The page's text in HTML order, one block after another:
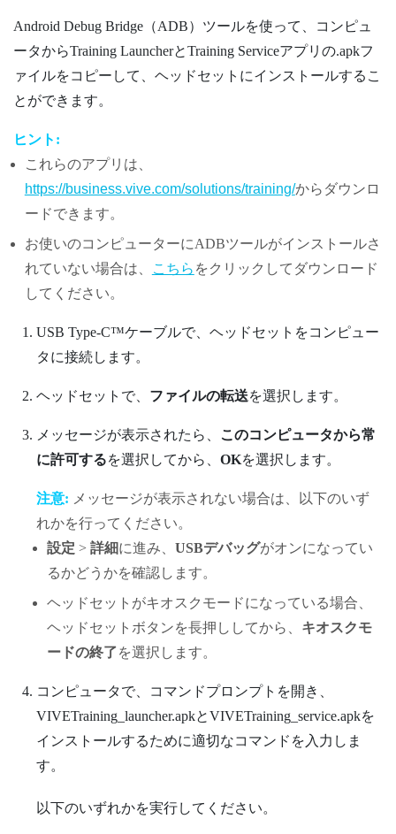
Android Debug Bridge （ADB）ツールを使って、コンピュ
ータからTraining LauncherとTraining Serviceアプリの.apkフ
ァイルをコピーして、ヘッドセットにインストールするこ
とができます。
ヒント:
これらのアプリは、
https://business.vive.com/solutions/training/からダウンロ
ードできます。
お使いのコンピューターにADBツールがインストールさ
れていない場合は、
こちら をクリックしてダウンロード
してください。
USB Type-C™ケーブルで、ヘッドセットをコンピュー
タに接続します。
ヘッドセットで、 ファイルの転送を選択します。
メッセージが表示されたら、
このコンピュータから常
に許可するを選択してから、 OKを選択します。
注意: メッセージが表示されない場合は、以下のいず
れかを行ってください。
設定 >詳細に進み、USBデバッグがオンになってい
るかどうかを確認します。
ヘッドセットがキオスクモードになっている場合、
ヘッドセットボタンを長押ししてから、 キオスクモ
ードの終了を選択します。
コンピュータで、コマンドプロンプトを開き、
VIVETraining_launcher.apkとVIVETraining_service.apkを
インストールするために適切なコマンドを入力しま
す。
以下のいずれかを実行してください。